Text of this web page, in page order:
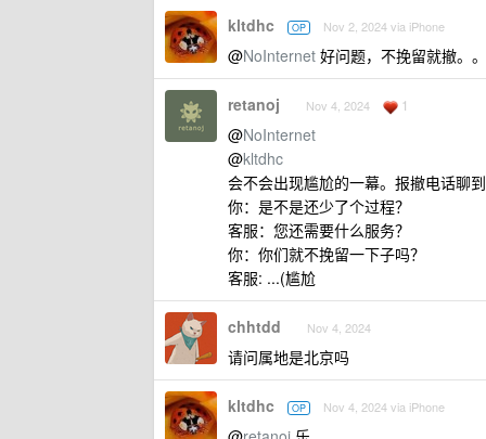
kltdhc OP Nov 2, 2024 via iPhone
@NoInternet 好问题，不挽留就撤。
retanoj Nov 4, 2024 1
@NoInternet
@kltdhc
会不会出现尴尬的一幕。报撤电话聊
你：是不是还少了个过程？
客服：您还需要什么服务？
你：你们就不挽留一下子吗？
客服: ...(尴尬
chhtdd Nov 4, 2024
请问属地是北京吗
kltdhc OP Nov 4, 2024 via iPhone